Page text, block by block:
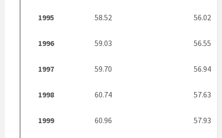
1995 58.52 56.02
1996 59.03 56.55
1997 59.70 56.94
1998 60.74 57.63
1999 60.96 57.93